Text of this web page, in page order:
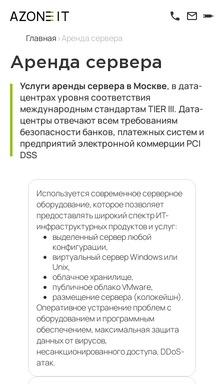
Главная Аренда сервера
Аренда сервера
Услуги аренды сервера в Москве, в дата-
центрах уровня соответствия
международным стандартам TIER III. Дата-
центры отвечают всем требованиям
безопасности банков, платежных систем и
предприятий электронной коммерции PCI
DSS
Используется современное серверное
оборудование, которое позволяет
предоставлять широкий спектр ИТ-
инфраструктурных продуктов и услуг:
выделенный сервер любой
конфигурации,
виртуальный сервер Windows или
Unix,
облачное хранилище,
публичное облако VMware,
размещение сервера (колокейшн).
Оперативное устранение проблем с
оборудованием и программным
обеспечением, максимальная защита
данных от вирусов,
несанкционированного доступа, DDoS-
атак.